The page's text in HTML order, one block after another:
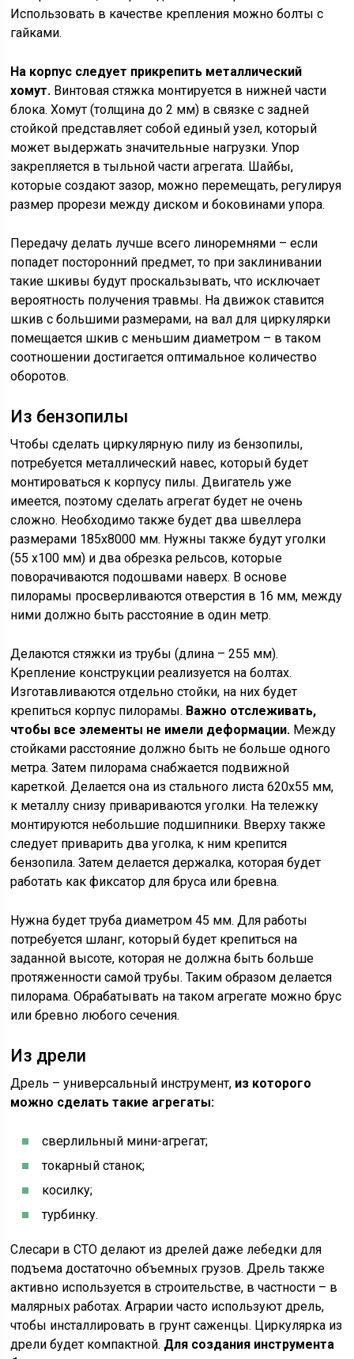
Использовать в качестве крепления можно болты с
гайками.
На корпус следует прикрепить металлический
хомут. Винтовая стяжка монтируется в нижней части
блока. Хомут (толщина до 2 мм) в связке с задней
стойкой представляет собой единый узел, который
может выдержать значительные нагрузки. Упор
закрепляется в тыльной части агрегата. Шайбы,
которые создают зазор, можно перемещать, регулируя
размер прорези между диском и боковинами упора.
Передачу делать лучше всего линоремнями – если
попадет посторонний предмет, то при заклинивании
такие шкивы будут проскальзывать, что исключает
вероятность получения травмы. На движок ставится
шкив с большими размерами, на вал для циркулярки
помещается шкив с меньшим диаметром – в таком
соотношении достигается оптимальное количество
оборотов.
Из бензопилы
Чтобы сделать циркулярную пилу из бензопилы,
потребуется металлический навес, который будет
монтироваться к корпусу пилы. Двигатель уже
имеется, поэтому сделать агрегат будет не очень
сложно. Необходимо также будет два швеллера
размерами 185х8000 мм. Нужны также будут уголки
(55 х100 мм) и два обрезка рельсов, которые
поворачиваются подошвами наверх. В основе
пилорамы просверливаются отверстия в 16 мм, между
ними должно быть расстояние в один метр.
Делаются стяжки из трубы (длина – 255 мм).
Крепление конструкции реализуется на болтах.
Изготавливаются отдельно стойки, на них будет
крепиться корпус пилорамы. Важно отслеживать,
чтобы все элементы не имели деформации. Между
стойками расстояние должно быть не больше одного
метра. Затем пилорама снабжается подвижной
кареткой. Делается она из стального листа 620х55 мм,
к металлу снизу привариваются уголки. На тележку
монтируются небольшие подшипники. Вверху также
следует приварить два уголка, к ним крепится
бензопила. Затем делается держалка, которая будет
работать как фиксатор для бруса или бревна.
Нужна будет труба диаметром 45 мм. Для работы
потребуется шланг, который будет крепиться на
заданной высоте, которая не должна быть больше
протяженности самой трубы. Таким образом делается
пилорама. Обрабатывать на таком агрегате можно брус
или бревно любого сечения.
Из дрели
Дрель – универсальный инструмент, из которого
можно сделать такие агрегаты:
сверлильный мини-агрегат;
токарный станок;
косилку;
турбинку.
Слесари в СТО делают из дрелей даже лебедки для
подъема достаточно объемных грузов. Дрель также
активно используется в строительстве, в частности – в
малярных работах. Аграрии часто используют дрель,
чтобы инсталлировать в грунт саженцы. Циркулярка из
дрели будет компактной. Для создания инструмента